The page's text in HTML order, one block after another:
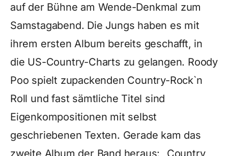
auf der Bühne am Wende-Denkmal zum
Samstagabend. Die Jungs haben es mit
ihrem ersten Album bereits geschafft, in
die US-Country-Charts zu gelangen. Roody
Poo spielt zupackenden Country-Rock`n
Roll und fast sämtliche Titel sind
Eigenkompositionen mit selbst
geschriebenen Texten. Gerade kam das